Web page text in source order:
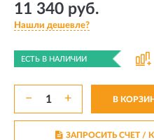
11 340 руб.
Нашли дешевле?
ЕСТЬ В НАЛИЧИИ
− + В
ЗАПРОСИТЬ СЧЕТ /